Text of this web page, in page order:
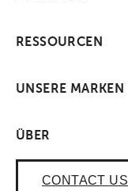
RESSOURCEN
UNSERE MARKEN
ÜBER
CONTACT US